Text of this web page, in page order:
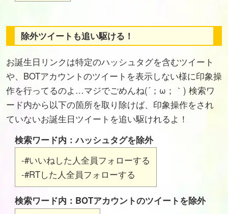
除外ツイートも追い駆ける！
お誕生日リンクは特定のハッシュタグを含むツイート
や、BOTアカウントのツイートを表示しない様に印象操
作を行ってるのよ…マジでごめんね(´；ω；｀) 検索ワ
ード内から以下の箇所を取り除けば、印象操作をされ
ていないお誕生日ツイートを追い駆けれるよ！
検索ワード内：ハッシュタグを除外
-#いいねした人全員フォローする
-#RTした人全員フォローする
検索ワード内：BOTアカウントのツイートを除外